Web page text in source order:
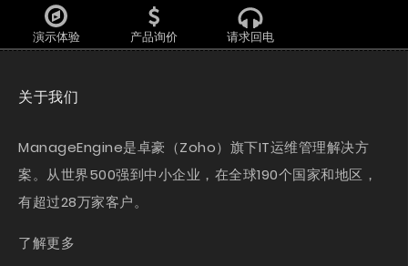
演示体验 产品询价 请求回电
关于我们
ManageEngine是卓豪（Zoho）旗下IT运维管理解决方
案。从世界500强到中小企业，在全球190个国家和地区，
有超过28万家客户。
了解更多